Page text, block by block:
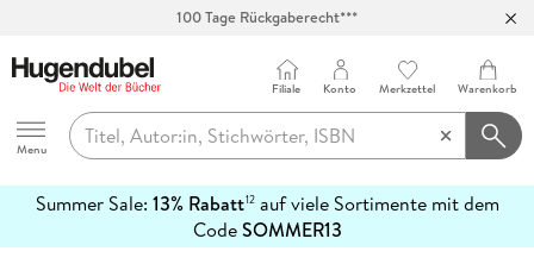
100 Tage Rückgaberecht***
Hugendubel
Menu
Filiale Konto Merkzettel Warenkorb
Summer Sale: 13% Rabatt12auf viele Sortimente mit dem
CodeSOMMER13
erfahren